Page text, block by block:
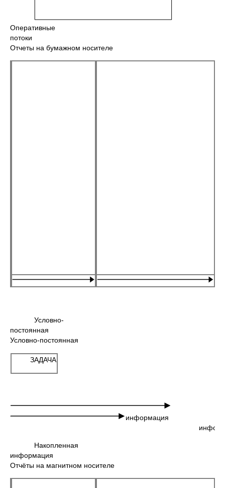
Оперативные
потоки
Отчеты на бумажном носителе
Условно-
постоянная
Условно-постоянная
ЗАДАЧА
информация
Накопленная
информация
Отчёты на магнитном носителе